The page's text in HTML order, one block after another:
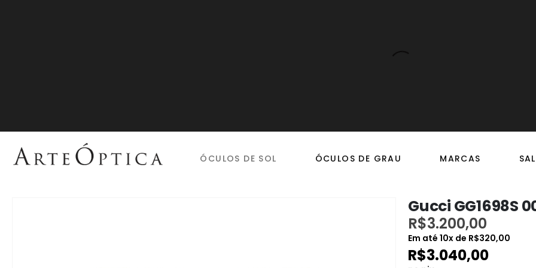
ÓCULOS DE SOL ÓCULOS DE GRAU MARCAS
Gucci GG1698S
R$3.200,00
Em até 10x de R$320,00
R$3.040,00